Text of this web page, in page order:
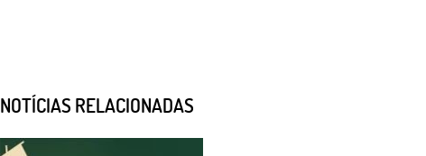
NOTÍCIAS RELACIONADAS